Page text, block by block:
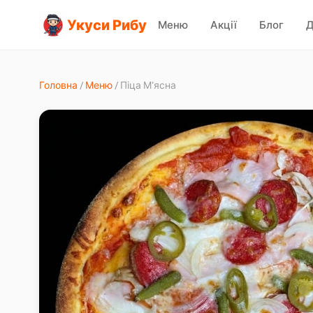
Укуси Рибу Меню Акції Блог
Головна / Меню/ Піца М'ясна